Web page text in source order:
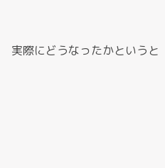
実際にどうなったかというと